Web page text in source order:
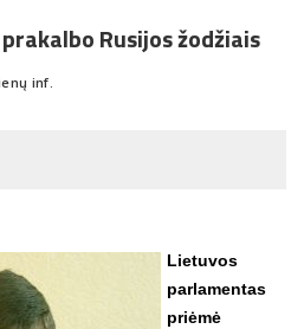
Rusijos žodžiais
inf.
Lietuvos
parlamentas
priėmė